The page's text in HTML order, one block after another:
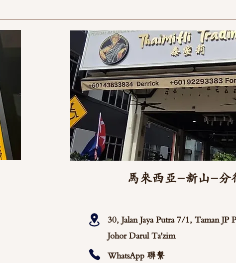
馬來西亞-新山-分
30, Jalan Jaya Putra 7/1, Taman JP
Johor Darul Ta'zim
WhatsApp 聯繫